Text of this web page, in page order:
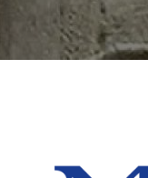
Contenu